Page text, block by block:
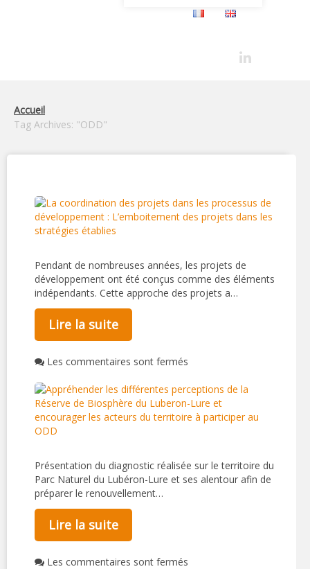
Accueil
Tag Archives: "ODD"
Pendant de nombreuses années, les projets de
développement ont été conçus comme des éléments
indépendants. Cette approche des projets a…
Lire la suite
Les commentaires sont fermés
Présentation du diagnostic réalisée sur le territoire du
Parc Naturel du Lubéron-Lure et ses alentour afin de
préparer le renouvellement…
Lire la suite
Les commentaires sont fermés